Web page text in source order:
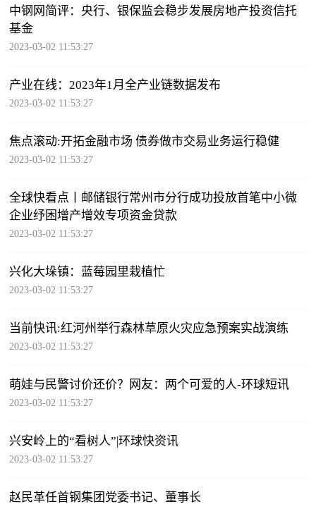
中钢网简评：央行、银保监会稳步发展房地产投资信托
基金
2023-03-02 11:53:27
产业在线：2023年1月全产业链数据发布
2023-03-02 11:53:27
焦点滚动:开拓金融市场 债券做市交易业务运行稳健
2023-03-02 11:53:27
全球快看点丨邮储银行常州市分行成功投放首笔中小微
企业纾困增产增效专项资金贷款
2023-03-02 11:53:27
兴化大垛镇：蓝莓园里栽植忙
2023-03-02 11:53:27
当前快讯:红河州举行森林草原火灾应急预案实战演练
2023-03-02 11:53:27
萌娃与民警讨价还价？网友：两个可爱的人-环球短讯
2023-03-02 11:53:27
兴安岭上的“看树人”|环球快资讯
2023-03-02 11:53:27
赵民革任首钢集团党委书记、董事长